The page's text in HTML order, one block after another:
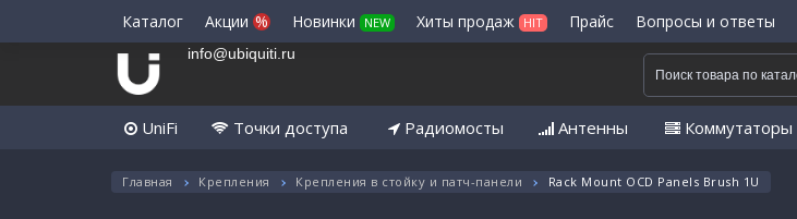
Каталог Акции % Новинки NEW Хиты продаж HIT Прайс Вопросы и ответы
info@ubiquiti.ru
UniFi Точки доступа Радиомосты Антенны Коммутаторы
Главная Крепления Крепления в стойку и патч-панели Rack Mount OCD Panels Brush 1U